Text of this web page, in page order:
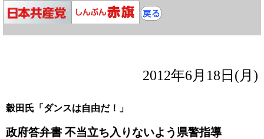
2012年6月18日(月)
穀田氏「ダンスは自由だ！」
政府答弁書 不当立ち入りないよう県警指導